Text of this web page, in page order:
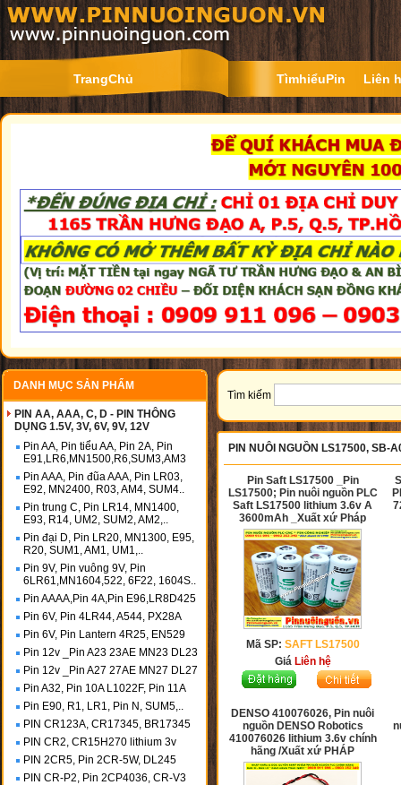
TrangChủ TìmhiểuPin Liên
DANH MỤC SẢN PHẨM
PIN AA, AAA, C, D - PIN THÔNG
DỤNG 1.5V, 3V, 6V, 9V, 12V
Pin AA, Pin tiểu AA, Pin 2A, Pin
E91,LR6,MN1500,R6,SUM3,AM3
Pin AAA, Pin đũa AAA, Pin LR03,
E92, MN2400, R03, AM4, SUM4..
Pin trung C, Pin LR14, MN1400,
E93, R14, UM2, SUM2, AM2,..
Pin đại D, Pin LR20, MN1300, E95,
R20, SUM1, AM1, UM1,..
Pin 9V, Pin vuông 9V, Pin
6LR61,MN1604,522, 6F22, 1604S..
Pin AAAA,Pin 4A,Pin E96,LR8D425
Pin 6V, Pin 4LR44, A544, PX28A
Pin 6V, Pin Lantern 4R25, EN529
Pin 12v _Pin A23 23AE MN23 DL23
Pin 12v _Pin A27 27AE MN27 DL27
Pin A32, Pin 10A L1022F, Pin 11A
Pin E90, R1, LR1, Pin N, SUM5,..
PIN CR123A, CR17345, BR17345
PIN CR2, CR15H270 lithium 3v
PIN 2CR5, Pin 2CR-5W, DL245
PIN CR-P2, Pin 2CP4036, CR-V3
Tìm kiếm
PIN NUÔI NGUỒN LS17500, SB-
Pin Saft LS17500 _Pin
LS17500; Pin nuôi nguồn PLC
Saft LS17500 lithium 3.6v A
3600mAh _Xuất xứ Pháp
Mã SP: SAFT LS17500
Giá Liên hệ
DENSO 410076026, Pin nuôi
nguồn DENSO Robotics
410076026 lithium 3.6v chính
hãng /Xuất xứ PHÁP